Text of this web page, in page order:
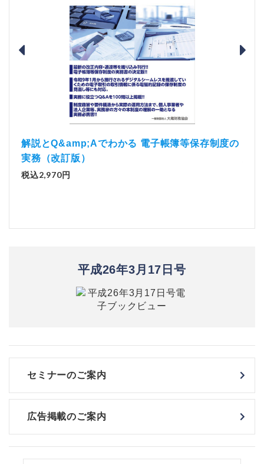
解説とQ&amp;Aでわかる 電子帳簿等保存制度の
実務（改訂版）
税込2,970円
平成26年3月17日号
セミナーのご案内
広告掲載のご案内